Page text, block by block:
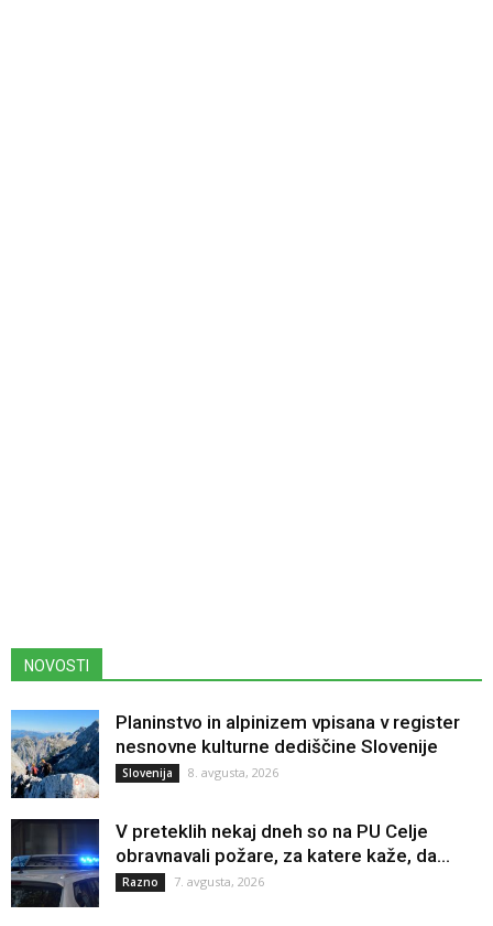
NOVOSTI
Planinstvo in alpinizem vpisana v register
nesnovne kulturne dediščine Slovenije
Slovenija 8. avgusta, 2026
V preteklih nekaj dneh so na PU Celje
obravnavali požare, za katere kaže, da...
Razno 7. avgusta, 2026